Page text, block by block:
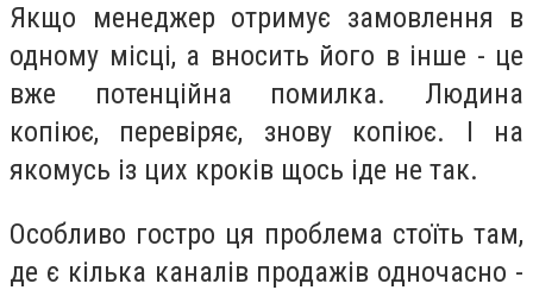
Якщо менеджер отримує замовлення в
одному місці, а вносить його в інше - це
вже потенційна помилка. Людина
копіює, перевіряє, знову копіює. І на
якомусь із цих кроків щось іде не так.
Особливо гостро ця проблема стоїть там,
де є кілька каналів продажів одночасно -